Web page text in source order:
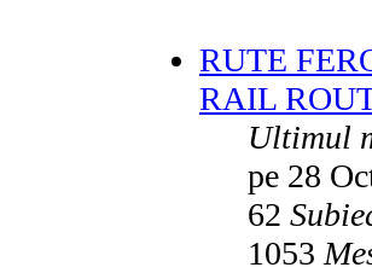
RUTE
RAIL
Ultimul
pe 28
62
1053